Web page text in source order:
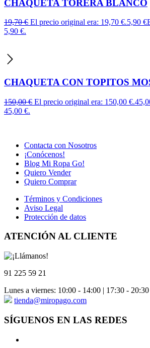
CHAQUETA TORERA BLANCO
19,70€ El precio original era: 19,70 €.5,90 €
5,90 €.
CHAQUETA CON TOPITOS
150,00€ El precio original era: 150,00 €.
45,00 €.
Contacta con Nosotros
¡Conócenos!
Blog Mi Ropa Go!
Quiero Vender
Quiero Comprar
Términos y Condiciones
Aviso Legal
Protección de datos
ATENCIÓN AL CLIENTE
91 225 59 21
Lunes a viernes: 10:00 - 14:00 | 17:30 - 20:30
tienda@miropago.com
SÍGUENOS EN LAS REDES